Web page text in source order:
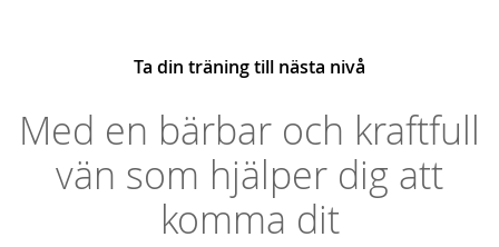
Ta din träning till nästa nivå
Med en bärbar och kraftfull
vän som hjälper dig att
komma dit